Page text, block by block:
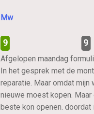
Mw
9 9
Afgelopen maandag
In het gesprek met de
reparatie. Maar omdat
nieuwe moest kopen.
beste kon openen. doordat